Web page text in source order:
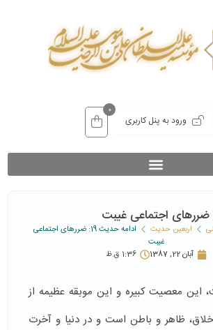
ورود به پنل کاربری
0
اربعین حدیث
ادامه حدیث 19: ضررهای اجتماعی
غیبت
آبان 22, 1387
1:36 ق.ظ
این معصیت کبیره و این موبقه‌ عظیمه از
ظاهر و باطن است و در دنیا و آخرت